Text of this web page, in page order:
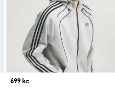
Price
699 kr.